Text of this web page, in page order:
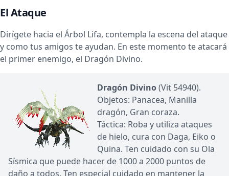
El Ataque
Dirígete hacia el Árbol Lifa, contempla la escena del ataque
y como tus amigos te ayudan. En este momento te atacará
el primer enemigo, el Dragón Divino.
Dragón Divino(Vit 54940).
Objetos: Panacea, Manilla
dragón, Gran coraza.
Táctica: Roba y utiliza ataques
de hielo, cura con Daga, Eiko o
Quina. Ten cuidado con su Ola
Sísmica que puede hacer de 1000 a 2000 puntos de
daño a todos. Ten especial cuidado en mantener la